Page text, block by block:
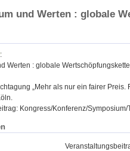
und Werten : globale
:
Werten : globale
„Mehr als nur ein fairer
Kongress/Konferenz/Symposium/